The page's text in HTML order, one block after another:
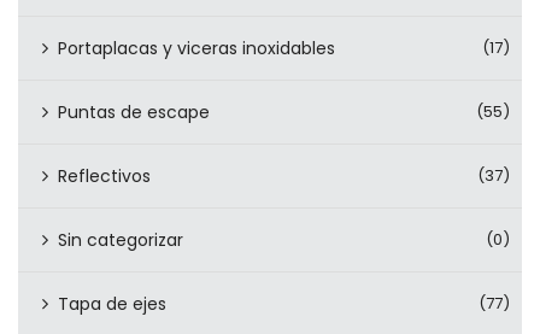
Portaplacas y viceras inoxidables (17)
Puntas de escape (55)
Reflectivos (37)
Sin categorizar (0)
Tapa de ejes (77)